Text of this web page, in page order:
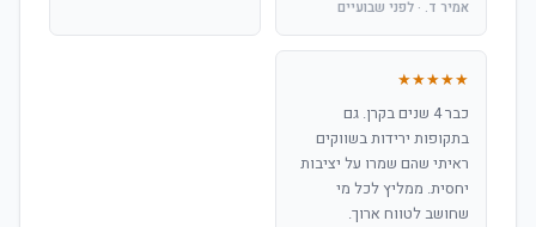
אמיר ד. · לפני שבועיים
★★★★★
כבר 4 שנים בקרן. גם
בתקופות ירידות בשווקים
ראיתי שהם שמרו על יציבות
יחסית. ממליץ לכל מי
שחושב לטווח ארוך.